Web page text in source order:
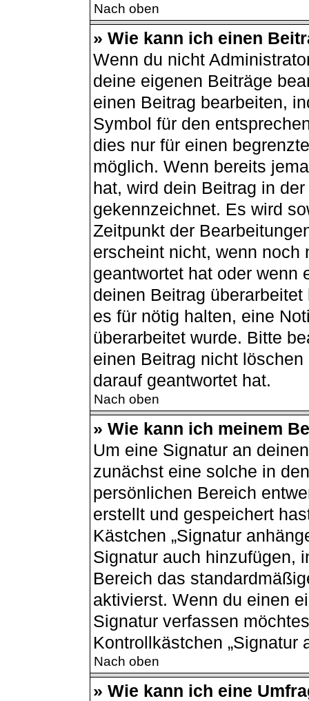
Nach oben
» Wie kann ich einen
Wenn du nicht
deine eigenen Beiträge
einen Beitrag bearbeiten,
Symbol für den
dies nur für einen
möglich. Wenn bereits
hat, wird dein Beitrag in
gekennzeichnet. Es wird
Zeitpunkt der
erscheint nicht, wenn noch
geantwortet hat oder wenn
deinen Beitrag
es für nötig halten, eine
überarbeitet wurde. Bitte
einen Beitrag nicht
darauf geantwortet hat.
Nach oben
» Wie kann ich meinem
Um eine Signatur an
zunächst eine solche in
persönlichen Bereich
erstellt und gespeichert
Kästchen „Signatur
Signatur auch hinzufügen,
Bereich das
aktivierst. Wenn du einen
Signatur verfassen
Kontrollkästchen „Signatur
Nach oben
» Wie kann ich eine